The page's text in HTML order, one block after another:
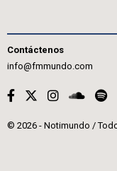
Contáctenos
info@fmmundo.com
© 2026 - Notimundo /